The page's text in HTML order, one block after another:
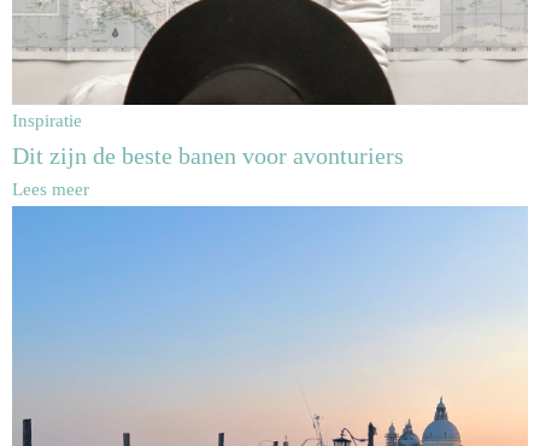
Inspiratie
Dit zijn de beste banen voor avonturiers
Lees meer